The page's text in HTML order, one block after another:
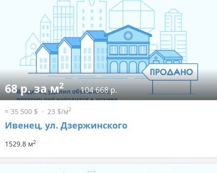
68 р. за м2 104 668 р.
≈ 35 500 $ 23 $/м2
Ивенец, ул. Дзержинского
1529.8 м2